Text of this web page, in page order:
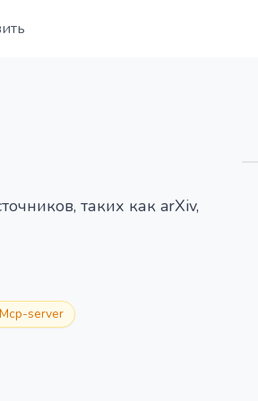
таких как arXiv,
Mcp-server